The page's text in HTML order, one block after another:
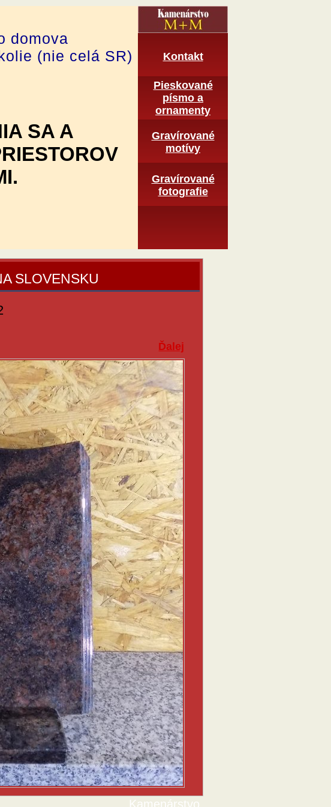
domova
(nie celá SR)
SA A
Kontakt
Pieskované
pí­smo a
ornamenty
Gravírované
motí­vy
Graví­rované
fotografie
SLOVENSKU
Ďalej
Kamenárstvo